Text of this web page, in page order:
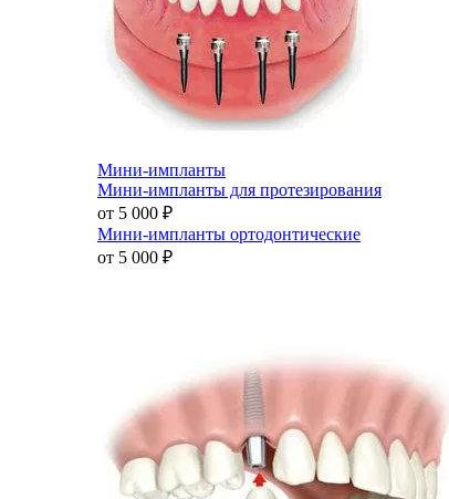
Мини-импланты
Мини-импланты для протезирования
от 5 000 ₽
Мини-импланты ортодонтические
от 5 000 ₽